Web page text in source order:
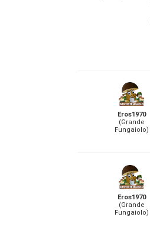
Eros1970
(Grande
Fungaiolo)
Eros1970
(Grande
Fungaiolo)